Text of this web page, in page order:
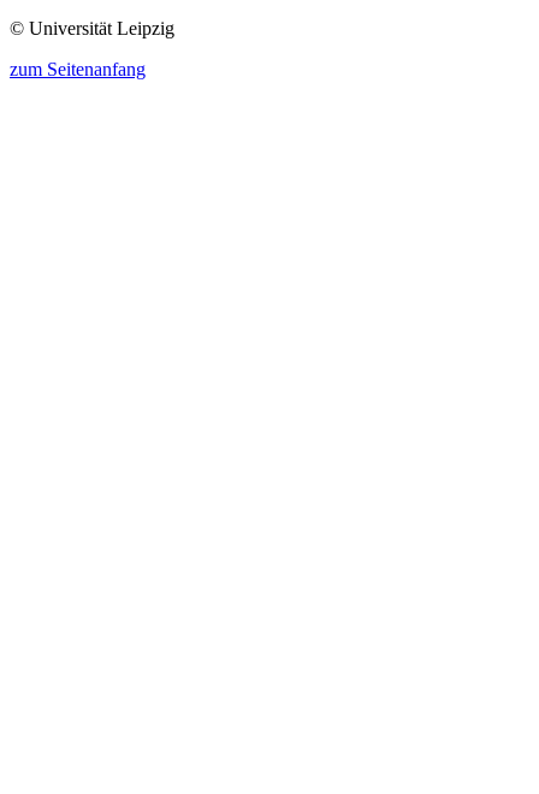
© Universität Leipzig
zum Seitenanfang